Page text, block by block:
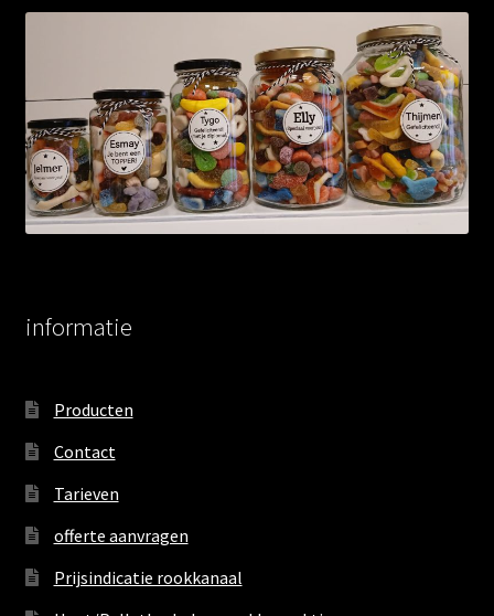
informatie
Producten
Contact
Tarieven
offerte aanvragen
Prijsindicatie rookkanaal